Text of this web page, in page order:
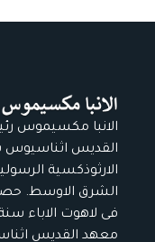
الانبا مكسيموس
القديس اثناسيوس
الارثوذكسية
الشرق الاوسط.
معهد القديس